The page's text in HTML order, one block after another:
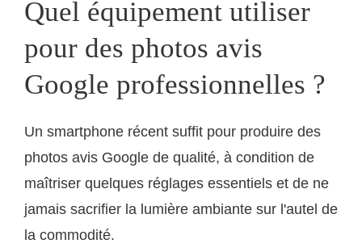
Quel équipement utiliser
pour des photos avis
Google professionnelles ?
Un smartphone récent suffit pour produire des
photos avis Google de qualité, à condition de
maîtriser quelques réglages essentiels et de ne
jamais sacrifier la lumière ambiante sur l'autel de
la commodité.